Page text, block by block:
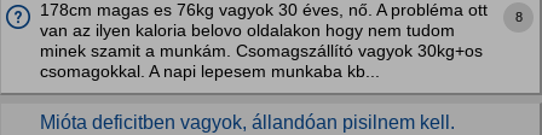
178cm magas es 76kg vagyok 30 éves, nő. A probléma ott
van az ilyen kaloria belovo oldalakon hogy nem tudom
minek szamit a munkám. Csomagszállító vagyok 30kg+os
csomagokkal. A napi lepesem munkaba kb...
8
Mióta deficitben vagyok, állandóan pisilnem kell.